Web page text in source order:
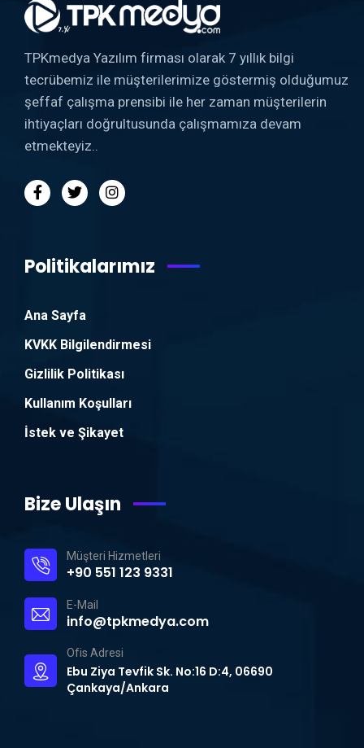
TPKmedya Yazılım firması olarak 7 yıllık bilgi
tecrübemiz ile müşterilerimize göstermiş olduğumuz
şeffaf çalışma prensibi ile her zaman müşterilerin
ihtiyaçları doğrultusunda çalışmamıza devam
etmekteyiz..
Politikalarımız
Ana Sayfa
KVKK Bilgilendirmesi
Gizlilik Politikası
Kullanım Koşulları
İstek ve Şikayet
Bize Ulaşın
Müşteri Hizmetleri
+90 551 123 9331
E-Mail
info@tpkmedya.com
Ofis Adresi
Ebu Ziya Tevfik Sk. No:16 D:4, 06690
Çankaya/Ankara